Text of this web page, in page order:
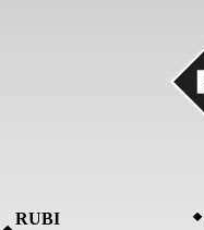
RUBI